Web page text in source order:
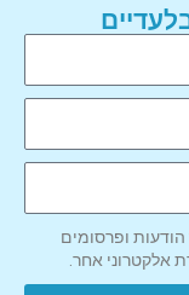
ופרסומים
אלקטרוני אחר.